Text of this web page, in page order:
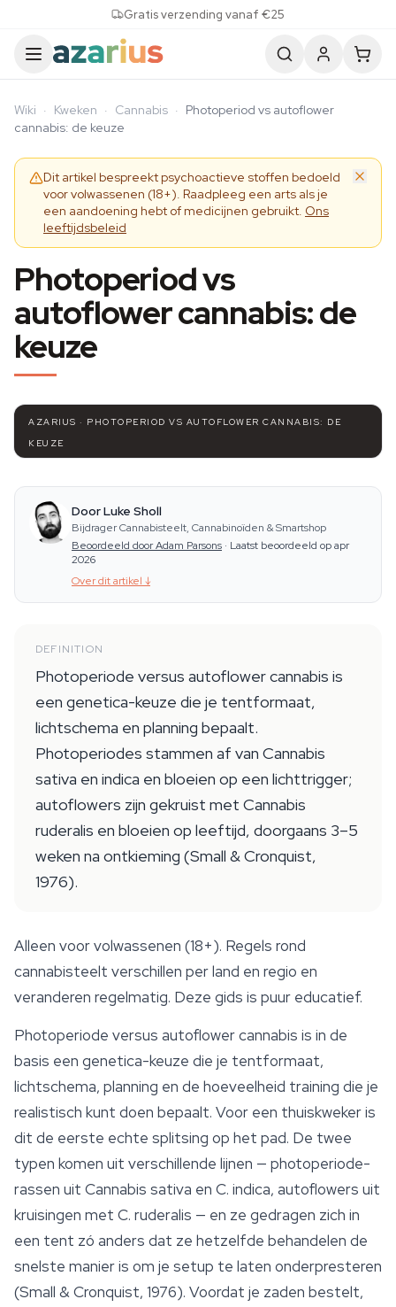
Gratis verzending vanaf €25
Wiki · Kweken · Cannabis · Photoperiod vs autoflower
cannabis: de keuze
Dit artikel bespreekt psychoactieve stoffen bedoeld
voor volwassenen (18+). Raadpleeg een arts als je
een aandoening hebt of medicijnen gebruikt. Ons
leeftijdsbeleid
Photoperiod vs
autoflower cannabis: de
keuze
AZARIUS · PHOTOPERIOD VS AUTOFLOWER CANNABIS: DE
KEUZE
Door Luke Sholl
Bijdrager Cannabisteelt, Cannabinoïden & Smartshop
Beoordeeld door Adam Parsons · Laatst beoordeeld op apr
2026
Over dit artikel ↓
DEFINITION
Photoperiode versus autoflower cannabis is
een genetica-keuze die je tentformaat,
lichtschema en planning bepaalt.
Photoperiodes stammen af van Cannabis
sativa en indica en bloeien op een lichttrigger;
autoflowers zijn gekruist met Cannabis
ruderalis en bloeien op leeftijd, doorgaans 3–5
weken na ontkieming (Small & Cronquist,
1976).
Alleen voor volwassenen (18+). Regels rond
cannabisteelt verschillen per land en regio en
veranderen regelmatig. Deze gids is puur educatief.
Photoperiode versus autoflower cannabis is in de
basis een genetica-keuze die je tentformaat,
lichtschema, planning en de hoeveelheid training die je
realistisch kunt doen bepaalt. Voor een thuiskweker is
dit de eerste echte splitsing op het pad. De twee
typen komen uit verschillende lijnen — photoperiode-
rassen uit Cannabis sativa en C. indica, autoflowers uit
kruisingen met C. ruderalis — en ze gedragen zich in
een tent zó anders dat ze hetzelfde behandelen de
snelste manier is om je setup te laten onderpresteren
(Small & Cronquist, 1976). Voordat je zaden bestelt,